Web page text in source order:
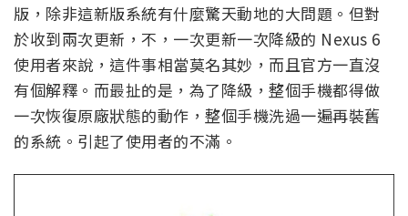
版，除非這新版系統有什麼驚天動地的大問題。但對
於收到兩次更新，不，一次更新一次降級的 Nexus 6
使用者來說，這件事相當莫名其妙，而且官方一直沒
有個解釋。而最扯的是，為了降級，整個手機都得做
一次恢復原廠狀態的動作，整個手機洗過一遍再裝舊
的系統。引起了使用者的不滿。